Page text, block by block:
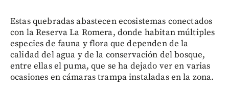
Estas quebradas abastecen ecosistemas conectados
con la Reserva La Romera, donde habitan múltiples
especies de fauna y flora que dependen de la
calidad del agua y de la conservación del bosque,
entre ellas el puma, que se ha dejado ver en varias
ocasiones en cámaras trampa instaladas en la zona.